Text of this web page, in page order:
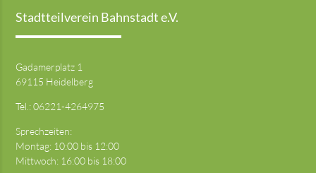
Stadtteilverein Bahnstadt e.V.
Gadamerplatz 1
69115 Heidelberg
Tel.:06221-4264975
Sprechzeiten:
Montag: 10:00 bis 12:00
Mittwoch: 16:00 bis 18:00